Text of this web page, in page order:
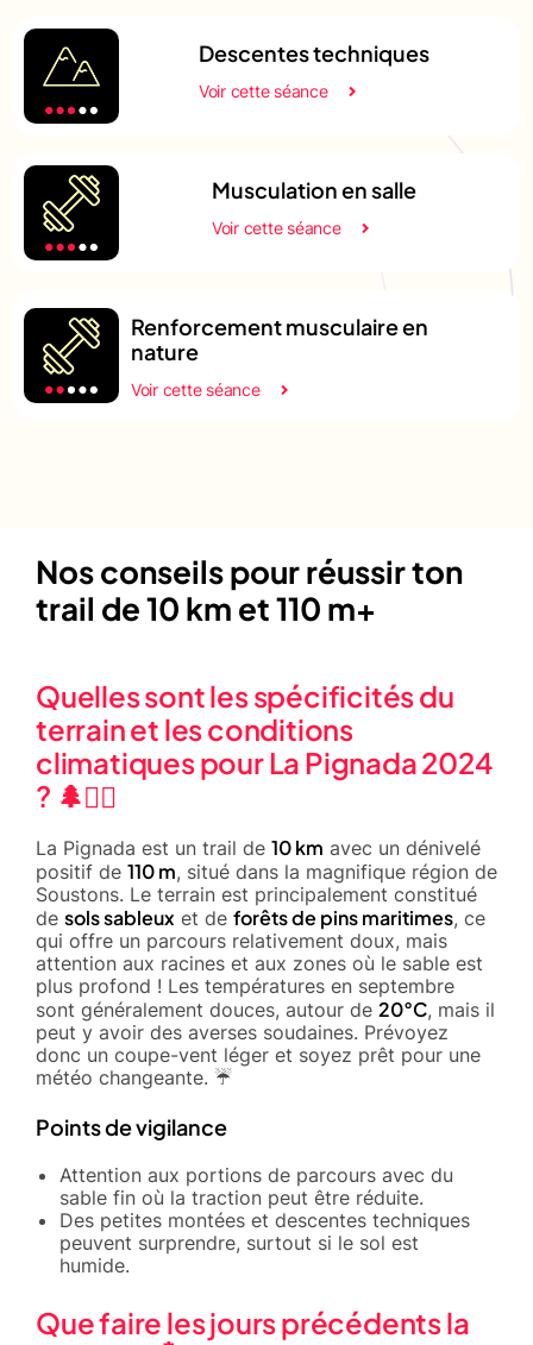
Descentes techniques
Voir cette séance
Musculation en salle
Voir cette séance
Renforcement musculaire en
nature
Voir cette séance
Nos conseils pour réussir ton
trail de 10 km et 110 m+
Quelles sont les spécificités du
terrain et les conditions
climatiques pour La Pignada 2024
? 🌲🏃‍♂️
La Pignada est un trail de 10 km avec un dénivelé
positif de 110 m, situé dans la magnifique région de
Soustons. Le terrain est principalement constitué
de sols sableux et de forêts de pins maritimes, ce
qui offre un parcours relativement doux, mais
attention aux racines et aux zones où le sable est
plus profond ! Les températures en septembre
sont généralement douces, autour de 20°C, mais il
peut y avoir des averses soudaines. Prévoyez
donc un coupe-vent léger et soyez prêt pour une
météo changeante. ☔️
Points de vigilance
Attention aux portions de parcours avec du
sable fin où la traction peut être réduite.
Des petites montées et descentes techniques
peuvent surprendre, surtout si le sol est
humide.
Que faire les jours précédents la